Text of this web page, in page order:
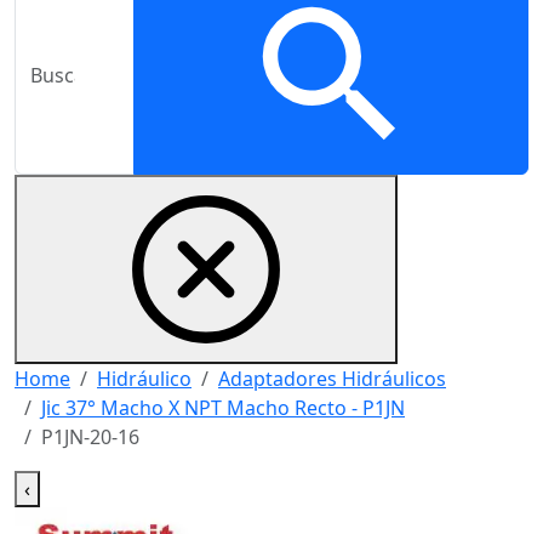
Home Hidráulico
Adaptadores Hidráulicos
Jic 37° Macho X NPT Macho Recto - P1JN
P1JN-20-16
‹